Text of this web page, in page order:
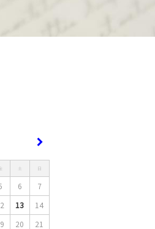
土 日
6
7
13
14
20 21